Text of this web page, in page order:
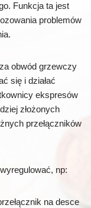
Funkcja ta jest
problemów
obwód grzewczy
się i działać
ekspresów
złożonych
przełączników
np:
na desce